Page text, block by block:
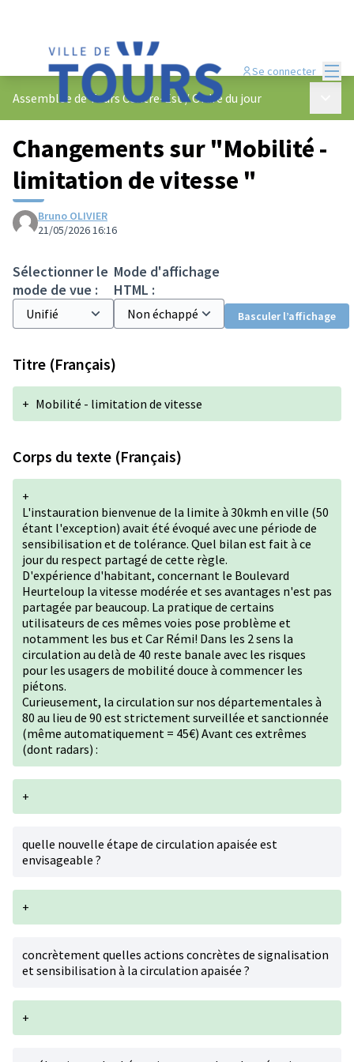
Se connecter
Assemblée de Tours Centre-Est/Ordre du jour
Changements sur "Mobilité -
limitation de vitesse "
Bruno OLIVIER
21/05/2026 16:16
Sélectionner le
mode de vue :
Mode d'affichage
HTML :
Basculer l’affichage
Titre (Français)
+ Mobilité - limitation de vitesse
Corps du texte (Français)
+
L'instauration bienvenue de la limite à 30kmh en ville (50
étant l'exception) avait été évoqué avec une période de
sensibilisation et de tolérance. Quel bilan est fait à ce
jour du respect partagé de cette règle.
D'expérience d'habitant, concernant le Boulevard
Heurteloup la vitesse modérée et ses avantages n'est pas
partagée par beaucoup. La pratique de certains
utilisateurs de ces mêmes voies pose problème et
notamment les bus et Car Rémi! Dans les 2 sens la
circulation au delà de 40 reste banale avec les risques
pour les usagers de mobilité douce à commencer les
piétons.
Curieusement, la circulation sur nos départementales à
80 au lieu de 90 est strictement surveillée et sanctionnée
(même automatiquement = 45€) Avant ces extrêmes
(dont radars) :
+
quelle nouvelle étape de circulation apaisée est
envisageable ?
+
concrètement quelles actions concrètes de signalisation
et sensibilisation à la circulation apaisée ?
+